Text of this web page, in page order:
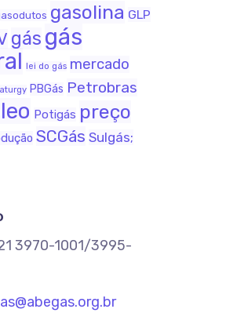
gasolina GLP
gás gás
lei do gás mercado
PBGás Petrobras
Potigás preço
SCGás Sulgás;
3970-1001/3995-